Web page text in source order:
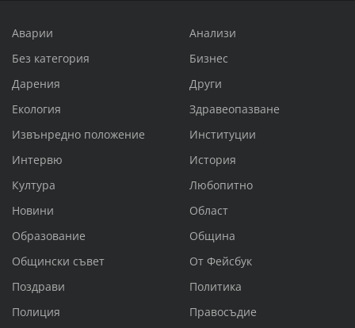
Аварии
Анализи
Без категория
Бизнес
Дарения
Други
Екология
Здравеопазване
Извънредно положение
Институции
Интервю
История
Култура
Любопитно
Новини
Област
Образование
Община
Общински съвет
От Фейсбук
Поздрави
Политика
Полиция
Правосъдие